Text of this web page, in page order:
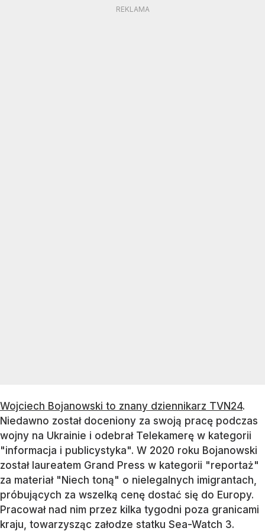
Wojciech Bojanowski to znany dziennikarz TVN24.
Niedawno został doceniony za swoją pracę podczas
wojny na Ukrainie i odebrał Telekamerę w kategorii
"informacja i publicystyka". W 2020 roku Bojanowski
został laureatem Grand Press w kategorii "reportaż"
za materiał "Niech toną" o nielegalnych imigrantach,
próbujących za wszelką cenę dostać się do Europy.
Pracował nad nim przez kilka tygodni poza granicami
kraju, towarzysząc załodze statku Sea-Watch 3.